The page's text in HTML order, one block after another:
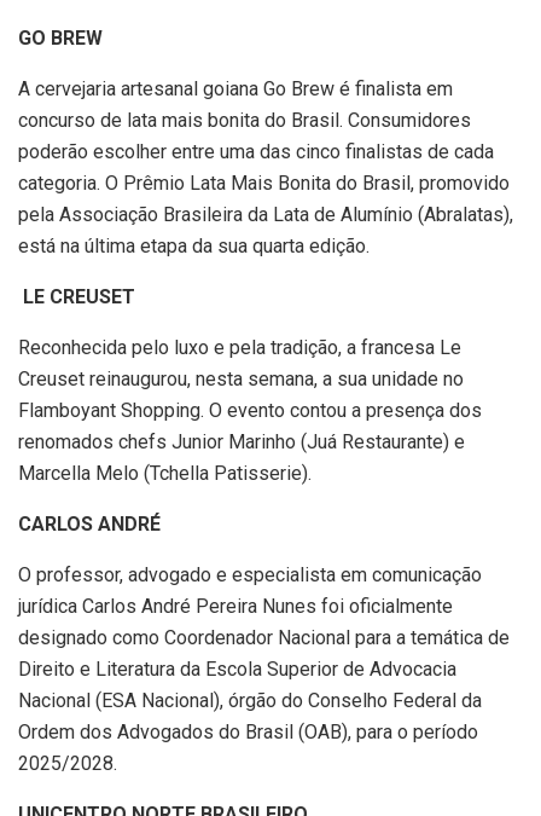
GO BREW
A cervejaria artesanal goiana Go Brew é finalista em
concurso de lata mais bonita do Brasil. Consumidores
poderão escolher entre uma das cinco finalistas de cada
categoria. O Prêmio Lata Mais Bonita do Brasil, promovido
pela Associação Brasileira da Lata de Alumínio (Abralatas),
está na última etapa da sua quarta edição.
LE CREUSET
Reconhecida pelo luxo e pela tradição, a francesa Le
Creuset reinaugurou, nesta semana, a sua unidade no
Flamboyant Shopping. O evento contou a presença dos
renomados chefs Junior Marinho (Juá Restaurante) e
Marcella Melo (Tchella Patisserie).
CARLOS ANDRÉ
O professor, advogado e especialista em comunicação
jurídica Carlos André Pereira Nunes foi oficialmente
designado como Coordenador Nacional para a temática de
Direito e Literatura da Escola Superior de Advocacia
Nacional (ESA Nacional), órgão do Conselho Federal da
Ordem dos Advogados do Brasil (OAB), para o período
2025/2028.